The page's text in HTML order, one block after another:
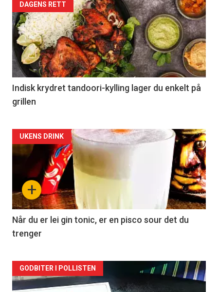
DAGENS RETT
Indisk krydret tandoori-kylling lager du enkelt på
grillen
Forsiden
akkurat
nå
-
2
+
UKENS DRINK
Når du er lei gin tonic, er en pisco sour det du
trenger
Forsiden
GODBITER I POLLISTEN